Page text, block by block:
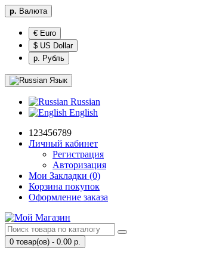
р. Валюта
€ Euro
$ US Dollar
р. Рубль
Язык
Russian
English
123456789
Личный кабинет
Регистрация
Авторизация
Мои Закладки (0)
Корзина покупок
Оформление заказа
0 товар(ов) - 0.00 р.